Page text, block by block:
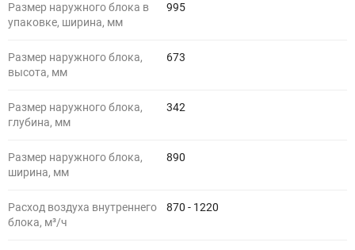
Размер наружного блока в
упаковке, ширина, мм
995
Размер наружного блока,
высота, мм
673
Размер наружного блока,
глубина, мм
342
Размер наружного блока,
ширина, мм
890
Расход воздуха внутреннего
блока, м³/ч
870 - 1220